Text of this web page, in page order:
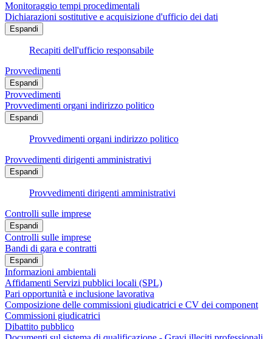
Monitoraggio tempi procedimentali
Dichiarazioni sostitutive e acquisizione d'ufficio dei dati
Espandi
Recapiti dell'ufficio responsabile
Provvedimenti
Espandi
Provvedimenti
Provvedimenti organi indirizzo politico
Espandi
Provvedimenti organi indirizzo politico
Provvedimenti dirigenti amministrativi
Espandi
Provvedimenti dirigenti amministrativi
Controlli sulle imprese
Espandi
Controlli sulle imprese
Bandi di gara e contratti
Espandi
Informazioni ambientali
Affidamenti Servizi pubblici locali (SPL)
Pari opportunità e inclusione lavorativa
Composizione delle commissioni giudicatrici e CV dei component
Commissioni giudicatrici
Dibattito pubblico